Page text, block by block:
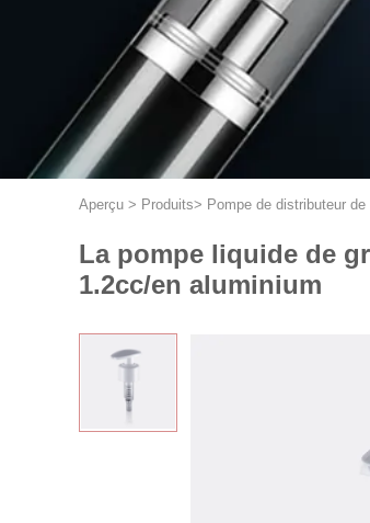
Aperçu > Produits> Pompe de distributeur de
La pompe liquide de
1.2cc/en aluminium